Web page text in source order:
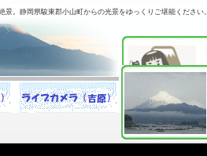
。静岡県駿東郡小山町からの光景をゆっくりご堪能ください。